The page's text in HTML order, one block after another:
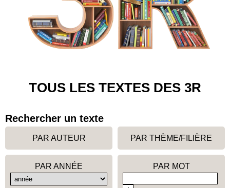
TOUS LES TEXTES DES 3R
Rechercher un texte
PAR AUTEUR PAR THÈME/FILIÈRE
PAR ANNÉE PAR MOT